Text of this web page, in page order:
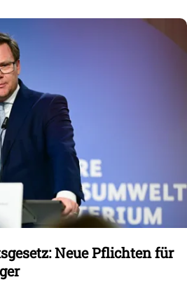
Neue Pflichten für